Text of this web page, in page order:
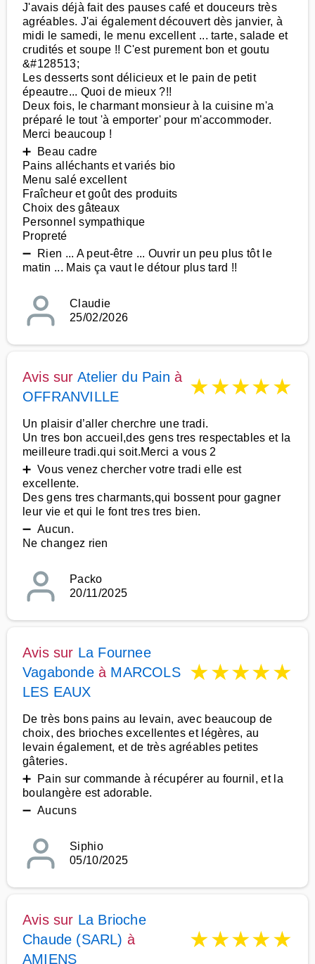
J'avais déjà fait des pauses café et douceurs très
agréables. J'ai également découvert dès janvier, à
midi le samedi, le menu excellent ... tarte, salade et
crudités et soupe !! C'est purement bon et goutu
&#128513;
Les desserts sont délicieux et le pain de petit
épeautre... Quoi de mieux ?!!
Deux fois, le charmant monsieur à la cuisine m'a
préparé le tout 'à emporter' pour m'accommoder.
Merci beaucoup !
➕ Beau cadre
Pains alléchants et variés bio
Menu salé excellent
Fraîcheur et goût des produits
Choix des gâteaux
Personnel sympathique
Propreté
➖ Rien ... A peut-être ... Ouvrir un peu plus tôt le
matin ... Mais ça vaut le détour plus tard !!
Claudie
25/02/2026
Avis sur Atelier du Pain à
OFFRANVILLE
★★★★★
Un plaisir d’aller cherchre une tradi.
Un tres bon accueil,des gens tres respectables et la
meilleure tradi.qui soit.Merci a vous 2
➕ Vous venez chercher votre tradi elle est
excellente.
Des gens tres charmants,qui bossent pour gagner
leur vie et qui le font tres tres bien.
➖ Aucun.
Ne changez rien
Packo
20/11/2025
Avis sur La Fournee
Vagabondeà MARCOLS
LES EAUX
★★★★★
De très bons pains au levain, avec beaucoup de
choix, des brioches excellentes et légères, au
levain également, et de très agréables petites
gâteries.
➕ Pain sur commande à récupérer au fournil, et la
boulangère est adorable.
➖ Aucuns
Siphio
05/10/2025
Avis sur La Brioche
Chaude (SARL) à
AMIENS
★★★★★